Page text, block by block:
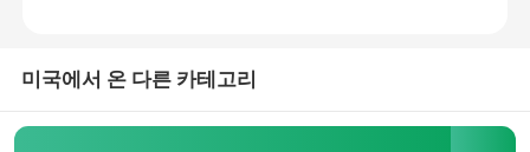
금속 바다표범 어업 세탁기
미국에서 온 다른 카테고리